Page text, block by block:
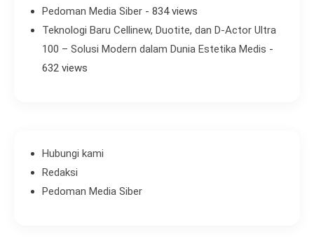
Pedoman Media Siber - 834 views
Teknologi Baru Cellinew, Duotite, dan D-Actor Ultra
100 – Solusi Modern dalam Dunia Estetika Medis -
632 views
Hubungi kami
Redaksi
Pedoman Media Siber